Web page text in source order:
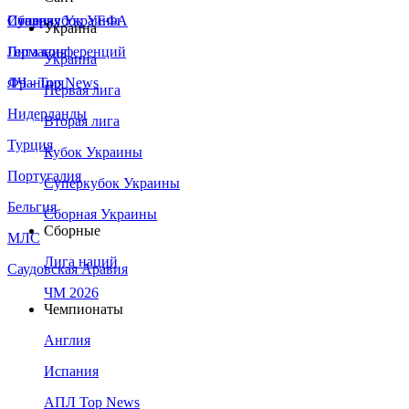
Сборная Украины
Италия
Германия
Франция
Нидерланды
Турция
Португалия
Бельгия
МЛС
Саудовская Аравия
Суперкубок УЕФА
Лига конференций
ЛЧ - Top News
Украина
Украина
Первая лига
Вторая лига
Кубок Украины
Суперкубок Украины
Сборная Украины
Сборные
Лига наций
ЧМ 2026
Чемпионаты
Англия
Испания
АПЛ Top News